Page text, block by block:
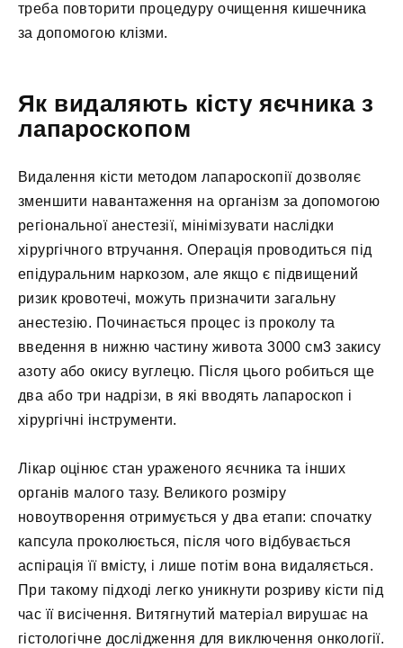
треба повторити процедуру очищення кишечника
за допомогою клізми.
Як видаляють кісту яєчника з
лапароскопом
Видалення кісти методом лапароскопії дозволяє
зменшити навантаження на організм за допомогою
регіональної анестезії, мінімізувати наслідки
хірургічного втручання. Операція проводиться під
епідуральним наркозом, але якщо є підвищений
ризик кровотечі, можуть призначити загальну
анестезію. Починається процес із проколу та
введення в нижню частину живота 3000 см3 закису
азоту або окису вуглецю. Після цього робиться ще
два або три надрізи, в які вводять лапароскоп і
хірургічні інструменти.
Лікар оцінює стан ураженого яєчника та інших
органів малого тазу. Великого розміру
новоутворення отримується у два етапи: спочатку
капсула проколюється, після чого відбувається
аспірація її вмісту, і лише потім вона видаляється.
При такому підході легко уникнути розриву кісти під
час її висічення. Витягнутий матеріал вирушає на
гістологічне дослідження для виключення онкології.